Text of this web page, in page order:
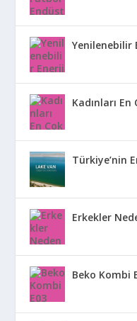
Yenilenebilir
Kadınları
Türkiye’nin
Erkekler
Beko Kombi